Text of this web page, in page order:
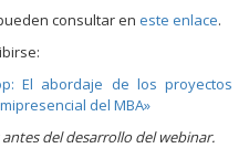
consultar en este enlace.
El abordaje de los proyectos
del MBA»
del desarrollo del webinar.